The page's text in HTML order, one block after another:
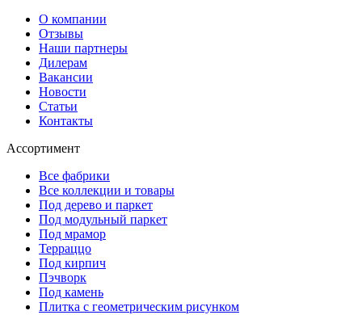
О компании
Отзывы
Наши партнеры
Дилерам
Вакансии
Новости
Статьи
Контакты
Ассортимент
Все фабрики
Все коллекции и товары
Под дерево и паркет
Под модульный паркет
Под мрамор
Терраццо
Под кирпич
Пэчворк
Под камень
Плитка с геометрическим рисунком